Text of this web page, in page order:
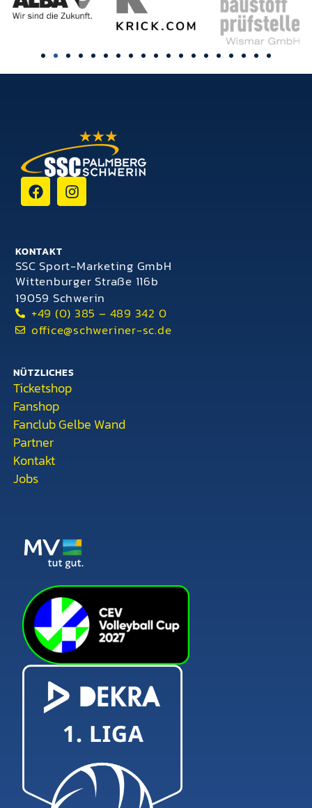
KONTAKT
SSC Sport-Marketing GmbH
Wittenburger Straße 116b
19059 Schwerin
+49 (0) 385 – 489 342 0
office@schweriner-sc.de
NÜTZLICHES
Ticketshop
Fanshop
Fanclub Gelbe Wand
Partner
Kontakt
Jobs